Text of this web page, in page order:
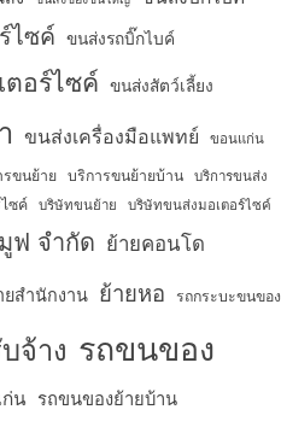
ไซค์ ขนส่งรถบิ๊กไบค์
ตอร์ไซค์ ขนส่งสัตว์เลี้ยง
ขนส่งเครื่องมือแพทย์ ขอนแก่น
รขนย้าย บริการขนย้ายบ้าน บริการขนส่ง
ซค์ บริษัทขนย้าย บริษัทขนส่งมอเตอร์ไซค์
ฟ จำกัด ย้ายคอนโด
ยสำนักงาน ย้ายหอ รถกระบะขนของ
จ้าง รถขนของ
น รถขนของย้ายบ้าน